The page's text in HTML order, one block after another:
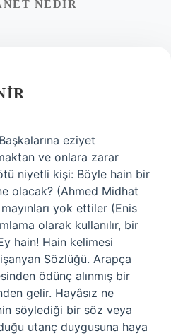
NEDIR
eziyet
ve onlara zarar
niyetli kişi: Böyle hain bir
olacak? (Ahmed Midhat
yok ettiler (Enis
olarak kullanılır, bir
hain! Hain kelimesi
Sözlüğü. Arapça
gelir. Hayâsız ne
söylediği bir söz veya
utanç duygusuna haya